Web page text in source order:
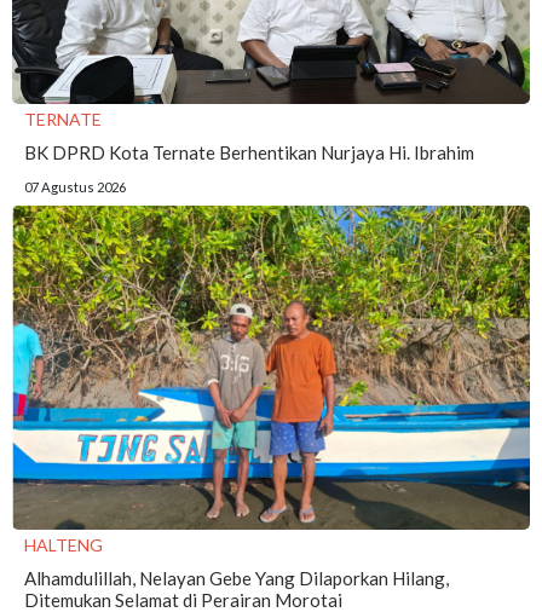
TERNATE
BK DPRD Kota Ternate Berhentikan Nurjaya Hi. Ibrahim
07 Agustus 2026
HALTENG
Alhamdulillah, Nelayan Gebe Yang Dilaporkan Hilang,
Ditemukan Selamat di Perairan Morotai